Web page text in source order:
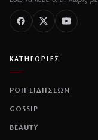
ΚΑΤΗΓΟΡΙΕΣ
ΡΟΗ ΕΙΔΗΣΕΩΝ
GOSSIP
BEAUTY